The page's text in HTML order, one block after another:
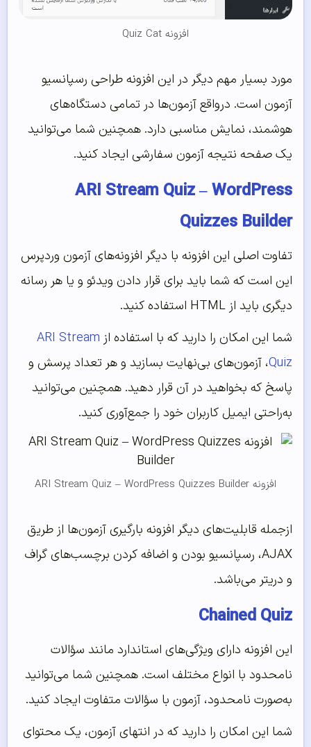
افزونه Quiz Cat
مورد بسیار مهم دیگر در این افزونه طراحی رسپانسیو
آزمون است. درواقع آزمون‌ها در تمامی دستگاه‌های
هوشمند، نمایش مناسبی دارد. همچنین شما می‌توانید
یک صفحه نتیجه آزمون سفارشی ایجاد کنید.
ARI Stream Quiz – WordPress
Quizzes Builder
تفاوت اصلی این افزونه با دیگر افزونه‌‌های آزمون وردپرس
این است که شما باید برای قرار دادن ویدئو و یا هر رسانه
دیگری باید از HTML استفاده کنید.
شما این امکان را دارید که با استفاده از ARI Stream
Quiz، آزمون‌‌های بی‌‌نهایت بسازید و هر تعداد پرسش و
پاسخ که بخواهید در آن قرار دهید. همچنین می‌‌توانید
به‌‌راحتی ایمیل کاربران خود را جمع‌‌آوری کنید.
افزونه ARI Stream Quiz – WordPress Quizzes Builder
ازجمله قابلیت‌های دیگر افزونه بارگیری آزمون‌ها از طریق
AJAX، رسپانسیو بودن و اضافه کردن برچسب‌های گراف
و دریتر می‌باشد.
Chained Quiz
این افزونه دارای ویژگی‌های استاندارد مانند سؤالات
نامحدود با انواع مختلف است. همچنین شما می‌توانید
به‌صورت نامحدود، آزمون با سؤالات متفاوت ایجاد کنید.
شما این امکان را دارید که در انتهای آزمون، یک محتوای